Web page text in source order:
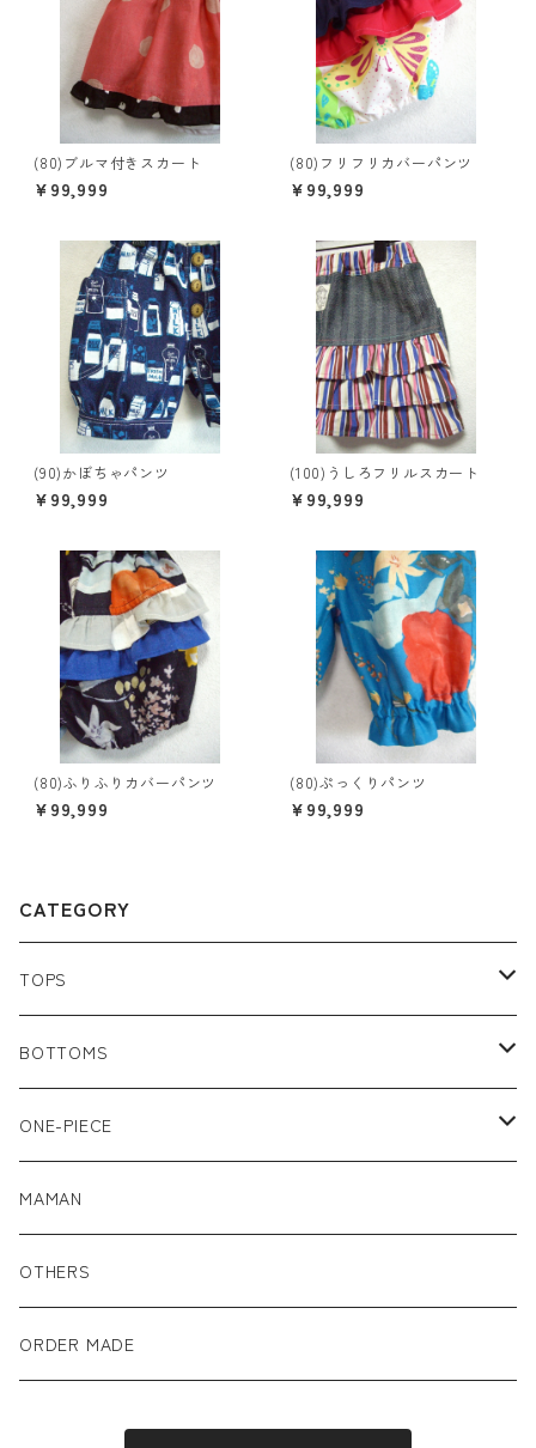
(80)ブルマ付きスカート
¥99,999
(80)フリフリカバーパンツ
¥99,999
(90)かぼちゃパンツ
¥99,999
(100)うしろフリルスカート
¥99,999
(80)ふりふりカバーパンツ
¥99,999
(80)ぷっくりパンツ
¥99,999
CATEGORY
TOPS
80size
90size
100size
110size
BOTTOMS
80size
90size
100size
110size
ONE-PIECE
80size
90size
100size
MAMAN
OTHERS
ORDER MADE